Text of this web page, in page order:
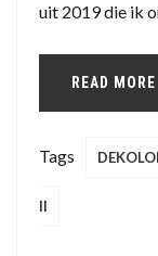
uit 2019 die ik
READ MORE
Tags
II